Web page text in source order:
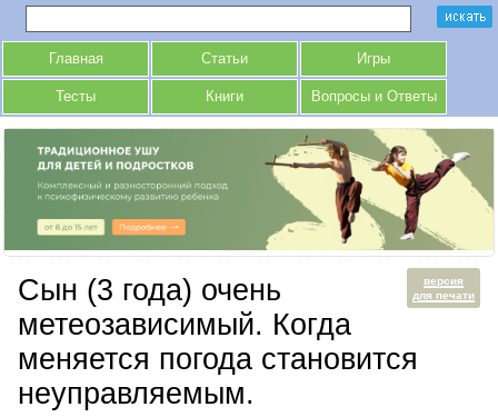
Главная Статьи Игры
Тесты Книги Вопросы и Ответы
версия
для печати
Сын (3 года) очень
метеозависимый. Когда
меняется погода становится
неуправляемым.